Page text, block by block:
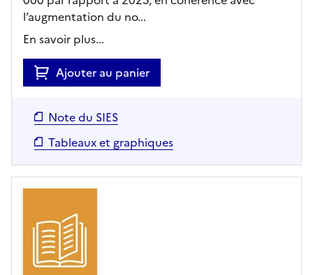
l’augmentation du no...
En savoir plus...
Ajouter au panier
Note du SIES
Tableaux et graphiques